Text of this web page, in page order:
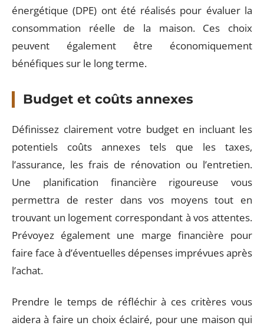
énergétique (DPE) ont été réalisés pour évaluer la
consommation réelle de la maison. Ces choix
peuvent également être économiquement
bénéfiques sur le long terme.
Budget et coûts annexes
Définissez clairement votre budget en incluant les
potentiels coûts annexes tels que les taxes,
l’assurance, les frais de rénovation ou l’entretien.
Une planification financière rigoureuse vous
permettra de rester dans vos moyens tout en
trouvant un logement correspondant à vos attentes.
Prévoyez également une marge financière pour
faire face à d’éventuelles dépenses imprévues après
l’achat.
Prendre le temps de réfléchir à ces critères vous
aidera à faire un choix éclairé, pour une maison qui